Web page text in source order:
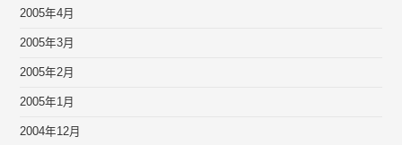
2005年4月
2005年3月
2005年2月
2005年1月
2004年12月